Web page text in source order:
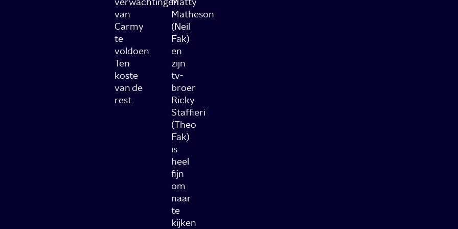
van
Carmy
te
voldoen.
Ten
koste
van de
rest.
Matheson
(Neil
Fak)
en
zijn
tv-
broer
Ricky
Staffieri
(Theo
Fak)
is
heel
fijn
om
naar
te
kijken